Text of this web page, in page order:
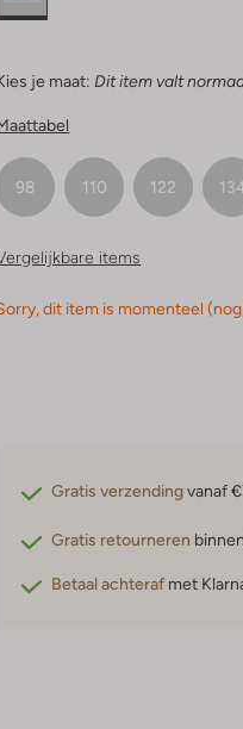
je maat: Dit item valt
98 110 122
items
dit item is momenteel
Gratis verzendingvanaf
Gratis retourneren
Betaal achteraf met